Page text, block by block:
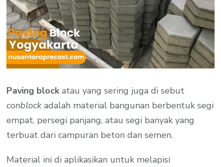
Paving blockatau yang sering juga di sebut
conblockadalah material bangunan berbentuk segi
empat, persegi panjang, atau segi banyak yang
terbuat dari campuran beton dan semen.
Material ini di aplikasikan untuk melapisi